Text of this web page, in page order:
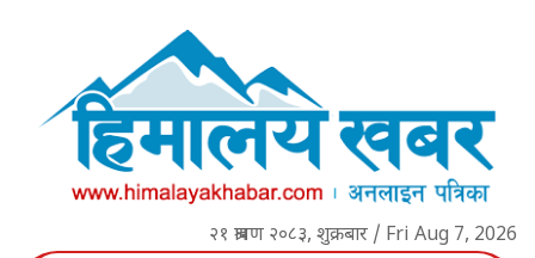
२१ श्रावण २०८३, शुक्रबार / Fri Aug 7, 2026